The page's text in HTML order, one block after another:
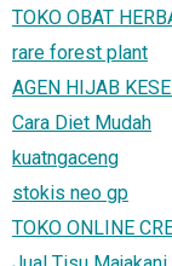
TOKO OBAT
rare forest plant
AGEN HIJAB
Cara Diet Mudah
kuatngaceng
stokis neo gp
TOKO ONLINE